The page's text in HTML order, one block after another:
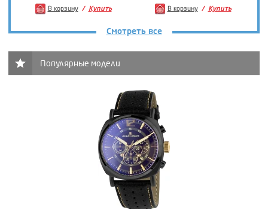
В корзину Купить В корзину Купить
Смотреть все
Популярные модели